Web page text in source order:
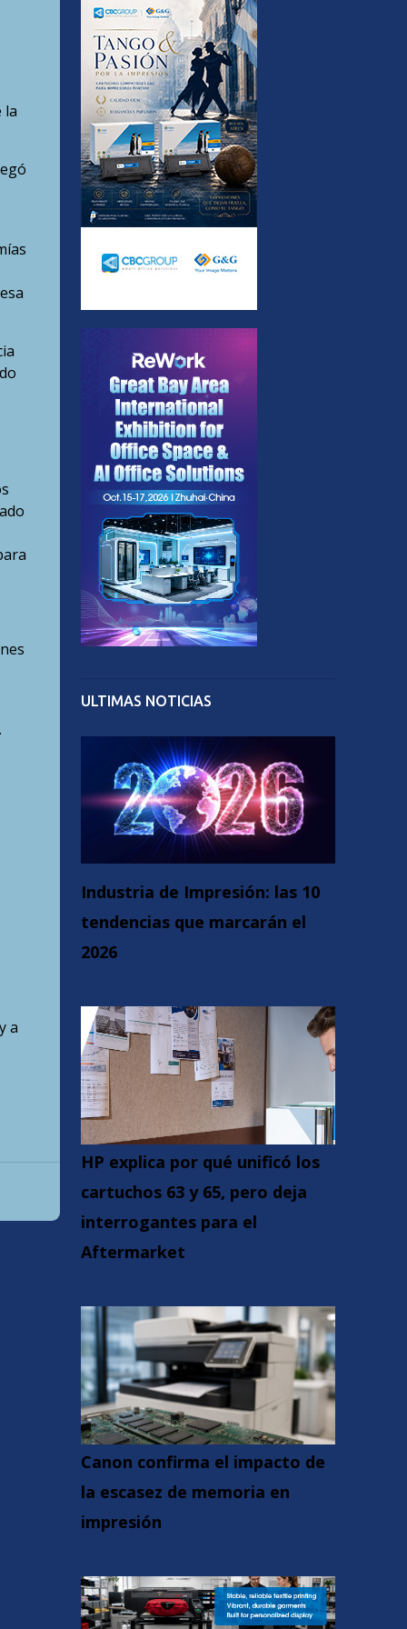
la
a
ULTIMAS NOTICIAS
Industria de Impresión: las 10
tendencias que marcarán el
2026
HP explica por qué unificó los
cartuchos 63 y 65, pero deja
interrogantes para el
Aftermarket
Canon confirma el impacto de
la escasez de memoria en
impresión